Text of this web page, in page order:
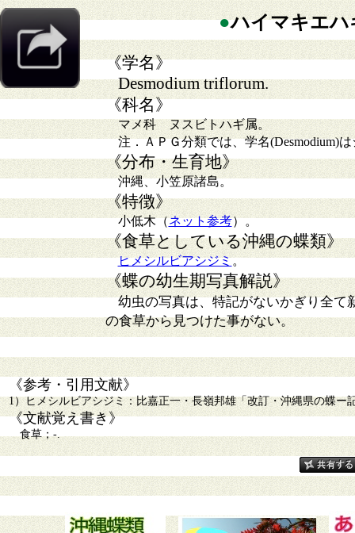
●ハイマキエハ
《学名》
Desmodium triflorum.
《科名》
マメ科 ヌスビトハギ属。
注．ＡＰＧ分類では、学名(Desmodium)は
《分布・生育地》
沖縄、小笠原諸島。
《特徴》
小低木（ネット参考）。
《食草としている沖縄の蝶類》
ヒメシルビアシジミ。
《蝶の幼生期写真解説》
幼虫の写真は、特記がないかぎり全て
の食草から見つけた事がない。
《参考・引用文献》
1）ヒメシルビアシジミ：比嘉正一・長嶺邦雄「改訂・沖縄県の蝶ー
《文献覚え書き》
食草；-.